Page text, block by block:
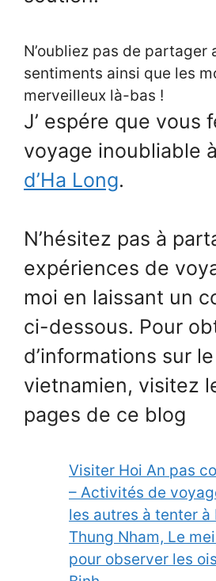
N’oubliez pas de partager
sentiments ainsi que les
merveilleux là-bas !
J’ espére que vous
voyage inoubliable
d’Ha Long.
N’hésitez pas à
expériences de
moi en laissant un
ci-dessous. Pour
d’informations sur
vietnamien, visitez
pages de ce blog
Visiter Hoi An pas
– Activités de
les autres à tenter à
Thung Nham, Le
pour observer les